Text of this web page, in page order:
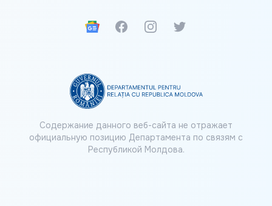
Google News
FacebookInstagramTwitter
Содержание данного веб-сайта не отражает
официальную позицию Департамента по связям с
Республикой Молдова.